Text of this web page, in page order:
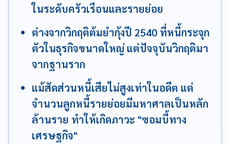
ในระดับครัวเรือนและรายย่อย
ต่างจากวิกฤติต้มยำกุ้งปี 2540 ที่หนี้กระจุก
ตัวในธุรกิจขนาดใหญ่ แต่ปัจจุบันวิกฤติมา
จากฐานราก
แม้สัดส่วนหนี้เสียไม่สูงเท่าในอดีต แต่
จำนวนลูกหนี้รายย่อยมีมหาศาลเป็นหลัก
ล้านราย ทำให้เกิดภาวะ "ซอมบี้ทาง
เศรษฐกิจ"